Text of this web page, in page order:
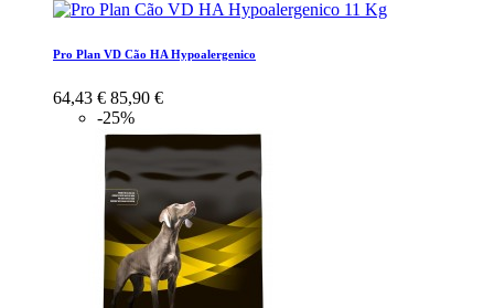
Pro Plan VD Cão HA Hypoalergenico
64,43 € 85,90 €
-25%